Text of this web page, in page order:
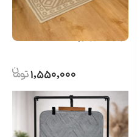
فرشینه سایز کوچک ( 60 × 100 )
1,550,000